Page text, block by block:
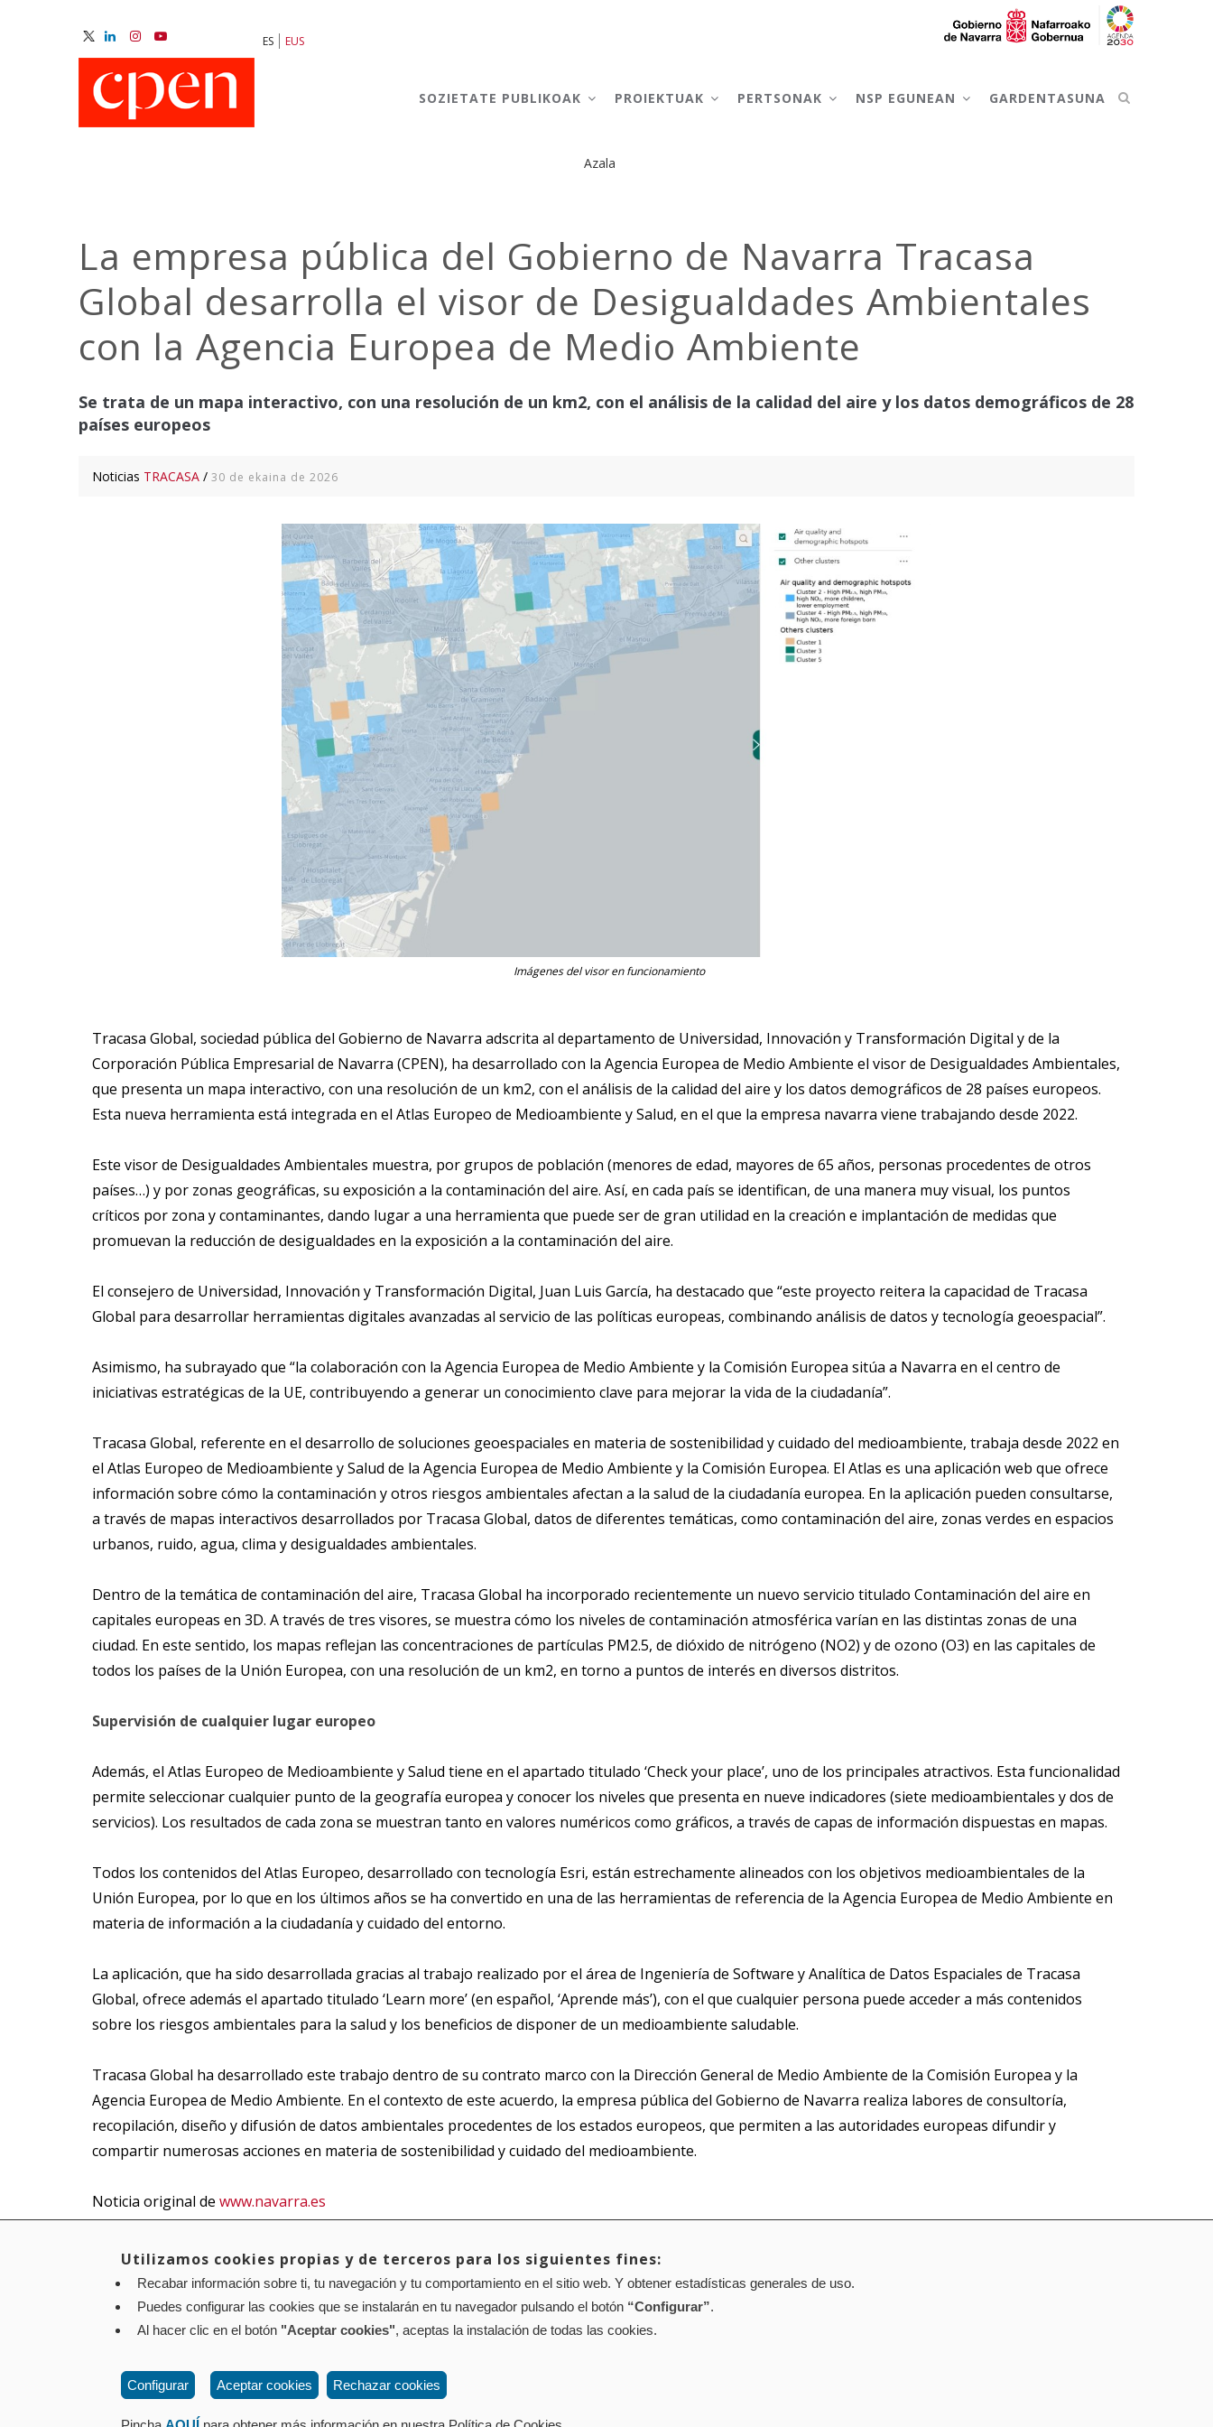
ES EUS
NAVIGATION
SOZIETATE PUBLIKOAK PROIEKTUAK PERTSONAK NSP EGUNEAN GARDENTASUNA
Azala
La empresa pública del Gobierno de Navarra Tracasa
Global desarrolla el visor de Desigualdades Ambientales
con la Agencia Europea de Medio Ambiente
Se trata de un mapa interactivo, con una resolución de un km2, con el análisis de la calidad del aire y los datos demográficos de 28
países europeos
Noticias TRACASA / 30 de ekaina de 2026
Imágenes del visor en funcionamiento
Tracasa Global, sociedad pública del Gobierno de Navarra adscrita al departamento de Universidad, Innovación y Transformación Digital y de la
Corporación Pública Empresarial de Navarra (CPEN), ha desarrollado con la Agencia Europea de Medio Ambiente el visor de Desigualdades Ambientales,
que presenta un mapa interactivo, con una resolución de un km2, con el análisis de la calidad del aire y los datos demográficos de 28 países europeos.
Esta nueva herramienta está integrada en el Atlas Europeo de Medioambiente y Salud, en el que la empresa navarra viene trabajando desde 2022.
Este visor de Desigualdades Ambientales muestra, por grupos de población (menores de edad, mayores de 65 años, personas procedentes de otros
países…) y por zonas geográficas, su exposición a la contaminación del aire. Así, en cada país se identifican, de una manera muy visual, los puntos
críticos por zona y contaminantes, dando lugar a una herramienta que puede ser de gran utilidad en la creación e implantación de medidas que
promuevan la reducción de desigualdades en la exposición a la contaminación del aire.
El consejero de Universidad, Innovación y Transformación Digital, Juan Luis García, ha destacado que “este proyecto reitera la capacidad de Tracasa
Global para desarrollar herramientas digitales avanzadas al servicio de las políticas europeas, combinando análisis de datos y tecnología geoespacial”.
Asimismo, ha subrayado que “la colaboración con la Agencia Europea de Medio Ambiente y la Comisión Europea sitúa a Navarra en el centro de
iniciativas estratégicas de la UE, contribuyendo a generar un conocimiento clave para mejorar la vida de la ciudadanía”.
Tracasa Global, referente en el desarrollo de soluciones geoespaciales en materia de sostenibilidad y cuidado del medioambiente, trabaja desde 2022 en
el Atlas Europeo de Medioambiente y Salud de la Agencia Europea de Medio Ambiente y la Comisión Europea. El Atlas es una aplicación web que ofrece
información sobre cómo la contaminación y otros riesgos ambientales afectan a la salud de la ciudadanía europea. En la aplicación pueden consultarse,
a través de mapas interactivos desarrollados por Tracasa Global, datos de diferentes temáticas, como contaminación del aire, zonas verdes en espacios
urbanos, ruido, agua, clima y desigualdades ambientales.
Dentro de la temática de contaminación del aire, Tracasa Global ha incorporado recientemente un nuevo servicio titulado Contaminación del aire en
capitales europeas en 3D. A través de tres visores, se muestra cómo los niveles de contaminación atmosférica varían en las distintas zonas de una
ciudad. En este sentido, los mapas reflejan las concentraciones de partículas PM2.5, de dióxido de nitrógeno (NO2) y de ozono (O3) en las capitales de
todos los países de la Unión Europea, con una resolución de un km2, en torno a puntos de interés en diversos distritos.
Supervisión de cualquier lugar europeo
Además, el Atlas Europeo de Medioambiente y Salud tiene en el apartado titulado ‘Check your place’, uno de los principales atractivos. Esta funcionalidad
permite seleccionar cualquier punto de la geografía europea y conocer los niveles que presenta en nueve indicadores (siete medioambientales y dos de
servicios). Los resultados de cada zona se muestran tanto en valores numéricos como gráficos, a través de capas de información dispuestas en mapas.
Todos los contenidos del Atlas Europeo, desarrollado con tecnología Esri, están estrechamente alineados con los objetivos medioambientales de la
Unión Europea, por lo que en los últimos años se ha convertido en una de las herramientas de referencia de la Agencia Europea de Medio Ambiente en
materia de información a la ciudadanía y cuidado del entorno.
La aplicación, que ha sido desarrollada gracias al trabajo realizado por el área de Ingeniería de Software y Analítica de Datos Espaciales de Tracasa
Global, ofrece además el apartado titulado ‘Learn more’ (en español, ‘Aprende más’), con el que cualquier persona puede acceder a más contenidos
sobre los riesgos ambientales para la salud y los beneficios de disponer de un medioambiente saludable.
Tracasa Global ha desarrollado este trabajo dentro de su contrato marco con la Dirección General de Medio Ambiente de la Comisión Europea y la
Agencia Europea de Medio Ambiente. En el contexto de este acuerdo, la empresa pública del Gobierno de Navarra realiza labores de consultoría,
recopilación, diseño y difusión de datos ambientales procedentes de los estados europeos, que permiten a las autoridades europeas difundir y
compartir numerosas acciones en materia de sostenibilidad y cuidado del medioambiente.
Noticia original de www.navarra.es
Aviso legal Política de privacidad Política de cookies Mapa web Configuración de cookies
: Paseo de Sarasate nº 38, 2º Dcha - 31001 Pamplona (Navarra) Tel.: 848 42 08 72 corporacion@cpen.es
Utilizamos cookies propias y de terceros para los siguientes fines:
Recabar información sobre ti, tu navegación y tu comportamiento en el sitio web. Y obtener estadísticas generales de uso.
Puedes configurar las cookies que se instalarán en tu navegador pulsando el botón “Configurar”.
Al hacer clic en el botón "Aceptar cookies", aceptas la instalación de todas las cookies.
Configurar Aceptar cookies Rechazar cookies